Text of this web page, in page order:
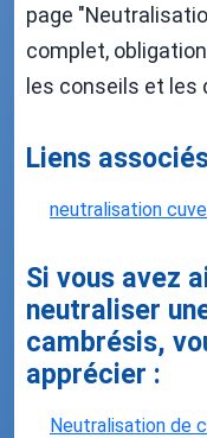
page
complet,
les conseils et les
Liens
neutralisation
Si vous avez
neutraliser
cambrésis,
apprécier :
Neutralisation de